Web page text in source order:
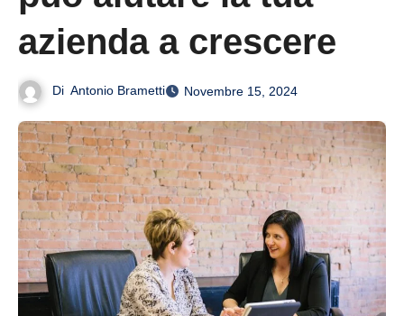
azienda a crescere
Di Antonio Brametti Novembre 15, 2024